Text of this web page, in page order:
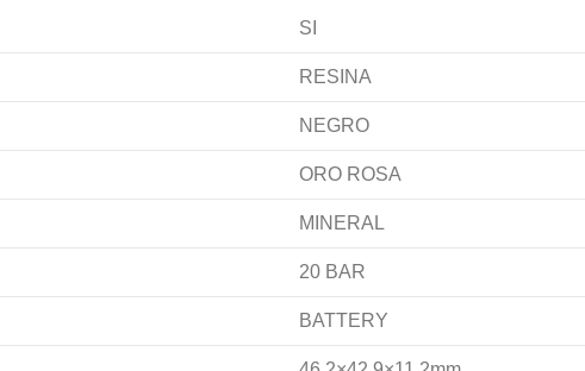
SI
RESINA
NEGRO
ORO ROSA
MINERAL
20 BAR
BATTERY